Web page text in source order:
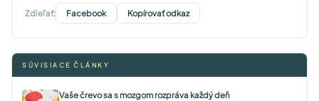
Zdieľať: Facebook Kopírovať odkaz
SÚVISIACE ČLÁNKY
Vaše črevo sa s mozgom rozpráva každý deň